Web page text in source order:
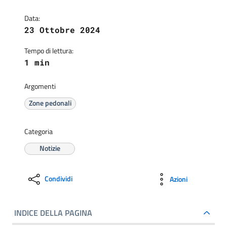
Data:
23 Ottobre 2024
Tempo di lettura:
1 min
Argomenti
Zone pedonali
Categoria
Notizie
Condividi Azioni
INDICE DELLA PAGINA